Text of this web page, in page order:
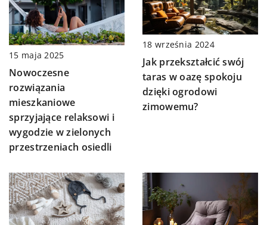
15 maja 2025
Nowoczesne
rozwiązania
mieszkaniowe
sprzyjające relaksowi i
wygodzie w zielonych
przestrzeniach osiedli
18 września 2024
Jak przekształcić swój
taras w oazę spokoju
dzięki ogrodowi
zimowemu?